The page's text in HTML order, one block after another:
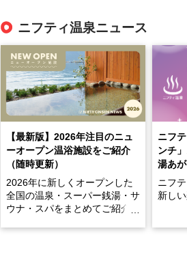
ニフティ温泉ニュース
【最新版】2026年注目のニュ
ーオープン温浴施設をご紹介
（随時更新）
2026年に新しくオープンした
全国の温泉・スーパー銭湯・サ
ウナ・スパをまとめてご紹介！
ニフ
ンチ
湯あ
ニフ
新し